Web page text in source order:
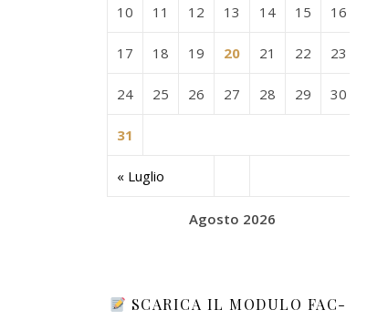
Agosto 2026
« Luglio
10 11 12 13 14 15 16
17 18 19 20 21 22 23
24 25 26 27 28 29 30
31
SCARICA IL MODULO FAC-